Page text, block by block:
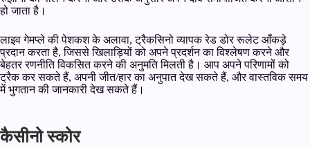
हो जाता है।
लाइव गेमप्ले की पेशकश के अलावा, ट्रैकसिनो व्यापक रेड डोर रूलेट आँकड़े
प्रदान करता है, जिससे खिलाड़ियों को अपने प्रदर्शन का विश्लेषण करने और
बेहतर रणनीति विकसित करने की अनुमति मिलती है। आप अपने परिणामों को
ट्रैक कर सकते हैं, अपनी जीत/हार का अनुपात देख सकते हैं, और वास्तविक समय
में भुगतान की जानकारी देख सकते हैं।
कैसीनो स्कोर